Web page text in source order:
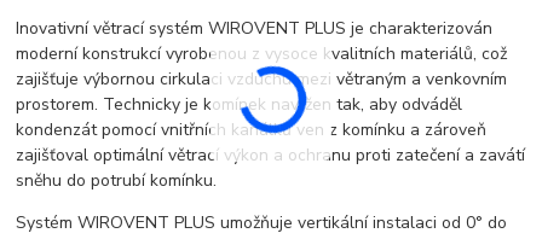
Inovativní větrací systém WIROVENT PLUS je charakterizován
moderní konstrukcí vyrobenou z vysoce kvalitních materiálů, což
zajišťuje výbornou cirkulaci vzduchu mezi větraným a venkovním
prostorem. Technicky je komínek navržen tak, aby odváděl
kondenzát pomocí vnitřních kanálků ven z komínku a zároveň
zajišťoval optimální větrací výkon a ochranu proti zatečení a zavátí
sněhu do potrubí komínku.
Systém WIROVENT PLUS umožňuje vertikální instalaci od 0° do